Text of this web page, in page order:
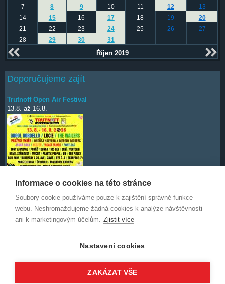
7
8 9 10 11 12
13
14
15 16 17 18 19
20
21
22 23 24 25 26
27
28
29 30 31
Říjen 2019
Doporučujeme zajít
Trutnoff Open Air Festival
13.8. až 16.8.
Deep Purple
7.10.
Informace o cookies na této stránce
Soubory cookie používáme pouze k zajištění správné funkce
webu. Neshromažďujeme žádná cookies k analýze návštěvnosti
ani k marketingovým účelům. Zjistit více
Nastavení cookies
ZAKÁZAT VŠE